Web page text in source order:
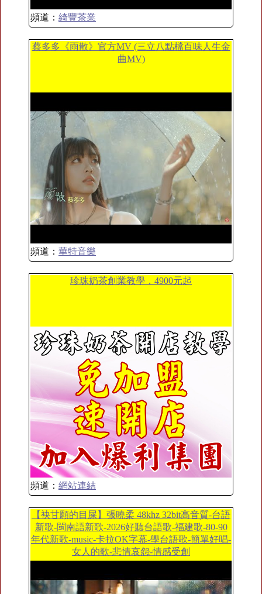
頻道： 綺豐茶業
蔡多多《雨散》官方MV (三立八點檔百味人生金
曲MV)
頻道： 華特音樂
珍珠奶茶創業教學，4900元起
頻道： 網站連結
【袂甘願的目屎】張曉柔 48khz 32bit高音質-台語
新歌-閩南語新歌-2026好聽台語歌-福建歌-80-90
年代新歌-music-卡拉OK字幕-學台語歌-簡單好唱-
女人的歌-悲情哀怨-情感受創